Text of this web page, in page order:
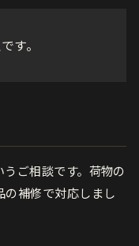
す。
ご相談です。荷物の
補修で対応しまし